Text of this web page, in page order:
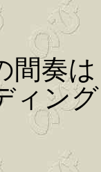
間奏
ィン